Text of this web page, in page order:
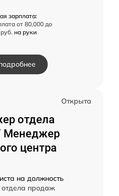
зарплата:
от 80,000 до
на руки
Открыта
отдела
Менеджер
центра
на должность
продаж